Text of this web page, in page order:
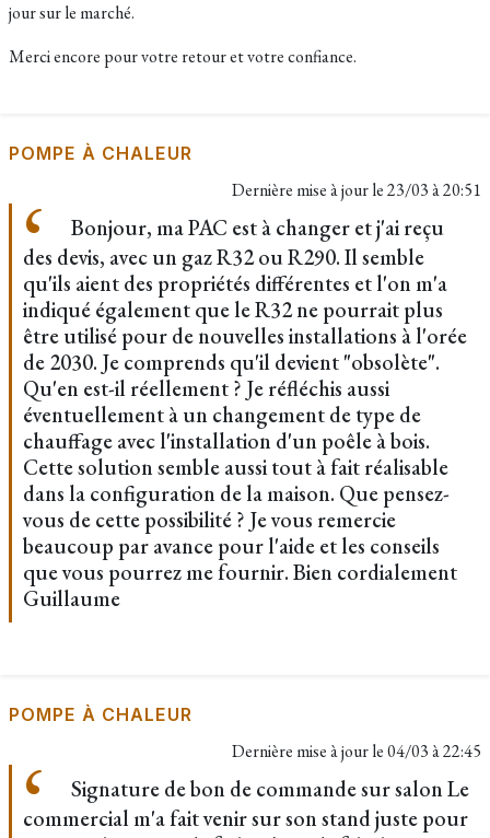
jour sur le marché.
Merci encore pour votre retour et votre confiance.
POMPE À CHALEUR
Dernière mise à jour le23/03 à 20:51
Bonjour, ma PAC est à changer et j'ai reçu
des devis, avec un gaz R32 ou R290. Il semble
qu'ils aient des propriétés différentes et l'on m'a
indiqué également que le R32 ne pourrait plus
être utilisé pour de nouvelles installations à l'orée
de 2030. Je comprends qu'il devient "obsolète".
Qu'en est-il réellement ? Je réfléchis aussi
éventuellement à un changement de type de
chauffage avec l'installation d'un poêle à bois.
Cette solution semble aussi tout à fait réalisable
dans la configuration de la maison. Que pensez-
vous de cette possibilité ? Je vous remercie
beaucoup par avance pour l'aide et les conseils
que vous pourrez me fournir. Bien cordialement
Guillaume
POMPE À CHALEUR
Dernière mise à jour le04/03 à 22:45
Signature de bon de commande sur salon Le
commercial m'a fait venir sur son stand juste pour